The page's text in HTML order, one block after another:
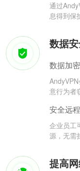
通过
息得到保
数据
数据加密
意行为者
安全远
企业员工
源，无需
提高